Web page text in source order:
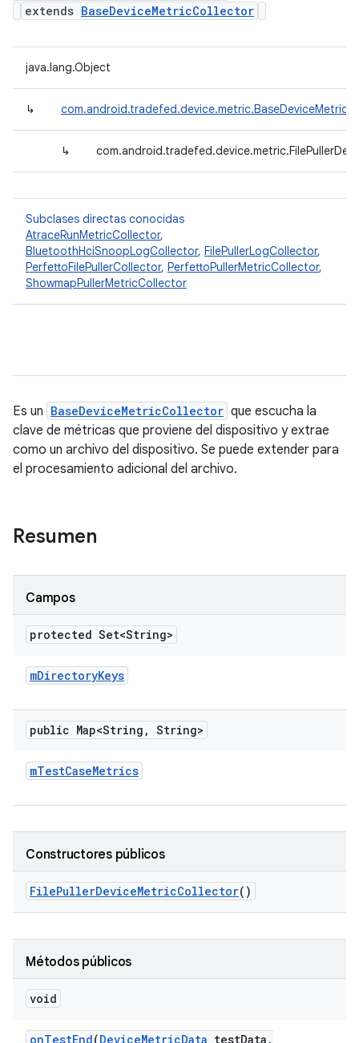
extends BaseDeviceMetricCollector
java.lang.Object
↳
↳
Subclases directas conocidas
AtraceRunMetricCollector,
BluetoothHciSnoopLogCollector, FilePullerLogCollector,
PerfettoFilePullerCollector, PerfettoPullerMetricCollector,
ShowmapPullerMetricCollector
Es un BaseDeviceMetricCollector que escucha la
clave de métricas que proviene del dispositivo y extrae
como un archivo del dispositivo. Se puede extender para
el procesamiento adicional del archivo.
Resumen
Campos
protected Set<String>
mDirectoryKeys
public Map<String , String>
mTestCaseMetrics
Constructores públicos
FilePullerDeviceMetricCollector()
Métodos públicos
void
onTestEnd(DeviceMetricData testData ,